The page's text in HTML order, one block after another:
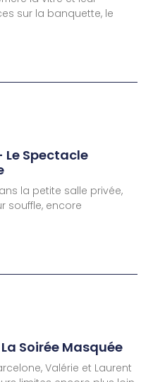
sur la banquette, le
Le Spectacle
la petite salle privée,
souffle, encore
Soirée Masquée
Valérie et Laurent